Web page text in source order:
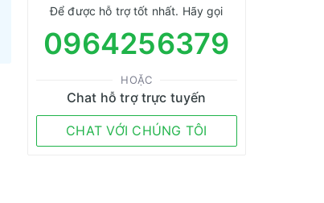
Để được hỗ trợ tốt nhất. Hãy gọi
0964256379
HOẶC
Chat hỗ trợ trực tuyến
CHAT VỚI CHÚNG TÔI